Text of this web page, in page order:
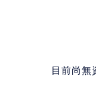
目前尚無